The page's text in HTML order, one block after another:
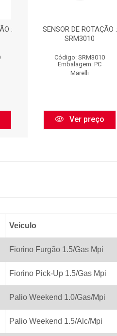
:
SENSOR DE ROTAÇÃO :
SRM3010
Código: SRM3010
Embalagem: PC
Marelli
Ver preço
Veiculo
Fiorino Furgão 1.5/Gas Mpi
Fiorino Pick-Up 1.5/Gas Mpi
Palio Weekend 1.0/Gas/Mpi
Palio Weekend 1.5/Alc/Mpi